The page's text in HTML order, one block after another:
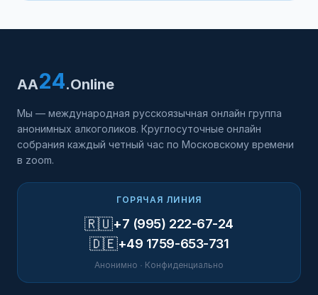
AA24.Online
Мы — международная русскоязычная онлайн группа
анонимных алкоголиков. Круглосуточные онлайн
собрания каждый четный час по Московскому времени
в zoom.
ГОРЯЧАЯ ЛИНИЯ
🇷🇺+7 (995) 222-67-24
🇩🇪+49 1759-653-731
Анонимно · Конфиденциально